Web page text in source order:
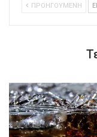
ΠΡΟΗΓΟΥΜΕΝΗ